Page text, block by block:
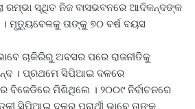
ରମ୍ଭା ସ୍ଥିତ ନିଜ ବାସଭବନରେ ଆଦିକନ୍ଦଙ୍କ
ମୃତ୍ୟୁବେଳକୁ ତାଙ୍କୁ ୭୦ ବର୍ଷ ବୟସ
ଚାକିରିରୁ ଅବସର ପରେ ରାଜନୀତିକୁ
। ପ୍ରଥମେ ସିପିଆଇ ଦଳରେ
ବିଜେଡିରେ ମିଶିଥିଲେ । ୨୦୦୯ ନିର୍ବାଚନରେ
ସିପିଆଇ ଦଳର ପ୍ରାର୍ଥୀ ଭାବେ ତାଙ୍କ